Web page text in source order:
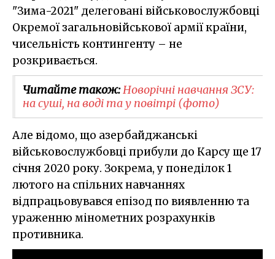
"Зима-2021" делеговані військовослужбовці
Окремої загальновійськової армії країни,
чисельність контингенту – не
розкривається.
Читайте також:Новорічні навчання ЗСУ:
на суші, на воді та у повітрі (фото)
Але відомо, що азербайджанські
військовослужбовці прибули до Карсу ще 17
січня 2020 року. Зокрема, у понеділок 1
лютого на спільних навчаннях
відпрацьовувався епізод по виявленню та
ураженню мінометних розрахунків
противника.